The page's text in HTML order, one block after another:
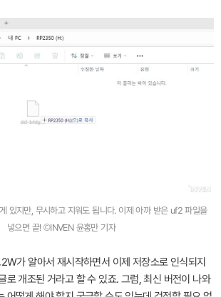
있지만, 무시하고 지워도 됩니다. 이제 아까 받은 uf2 파일을
넣으면 끝! ©INVEN 윤홍만 기자
가 알아서 재시작하면서 이제 저장소로 인식되지
로 개조된 거라고 할 수 있죠. 그럼, 최신 버전이 나와